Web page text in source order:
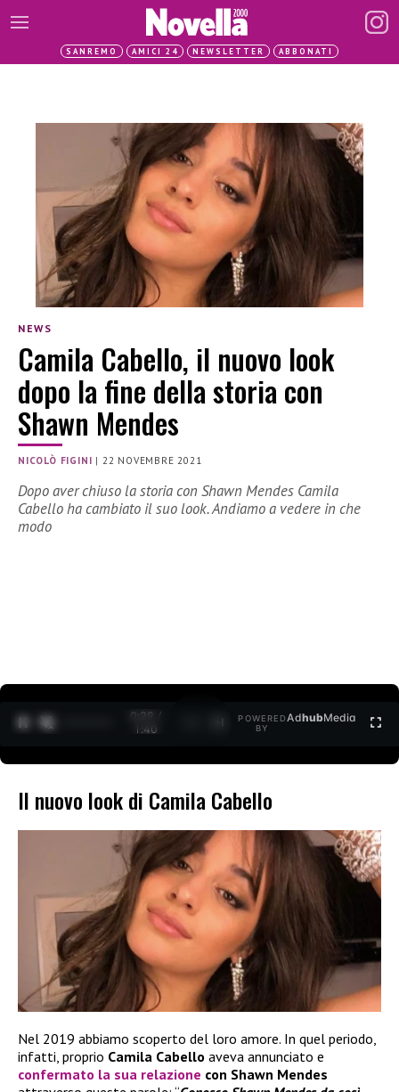
SANREMO AMICI 24 NEWSLETTER ABBONATI
NEWS
Camila Cabello, il nuovo look
dopo la fine della storia con
Shawn Mendes
NICOLÒ FIGINI | 22 NOVEMBRE 2021
Dopo aver chiuso la storia con Shawn Mendes Camila
Cabello ha cambiato il suo look. Andiamo a vedere in che
modo
0:30 /
1:40
POWERED
BY
AdhubMedia
Il nuovo look di Camila Cabello
Nel 2019 abbiamo scoperto del loro amore. In quel periodo,
infatti, proprio Camila Cabello aveva annunciato e
confermato la sua relazione con Shawn Mendes